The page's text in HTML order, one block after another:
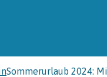
Sommerurlaub 2024: